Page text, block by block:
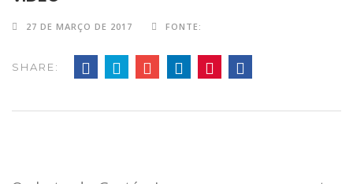
27 DE MARÇO DE 2017 FONTE:
SHARE: